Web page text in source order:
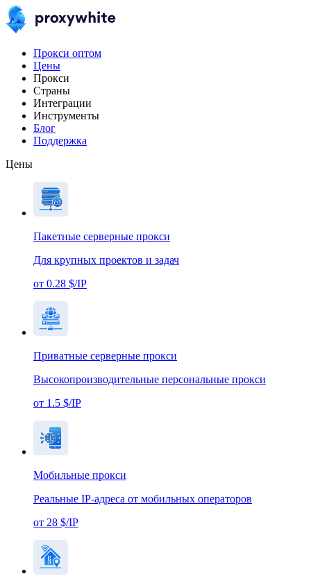
Прокси оптом
Цены
Прокси
Страны
Интеграции
Инструменты
Блог
Поддержка
Цены
Пакетные серверные прокси
Для крупных проектов и задач
от 0.28 $/IP
Приватные серверные прокси
Высокопроизводительные персональные прокси
от 1.5 $/IP
Мобильные прокси
Реальные IP-адреса от мобильных операторов
от 28 $/IP